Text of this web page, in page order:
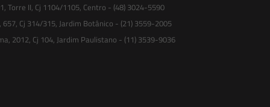
Torre II, Cj 1104/1105, Centro - (48) 3024-5590
657, Cj 314/315, Jardim Botânico - (21) 3559-2005
2012, Cj 104, Jardim Paulistano - (11) 3539-9036